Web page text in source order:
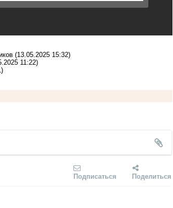
(13.05.2025 15:32)
11:22)
Подписаться Поделиться